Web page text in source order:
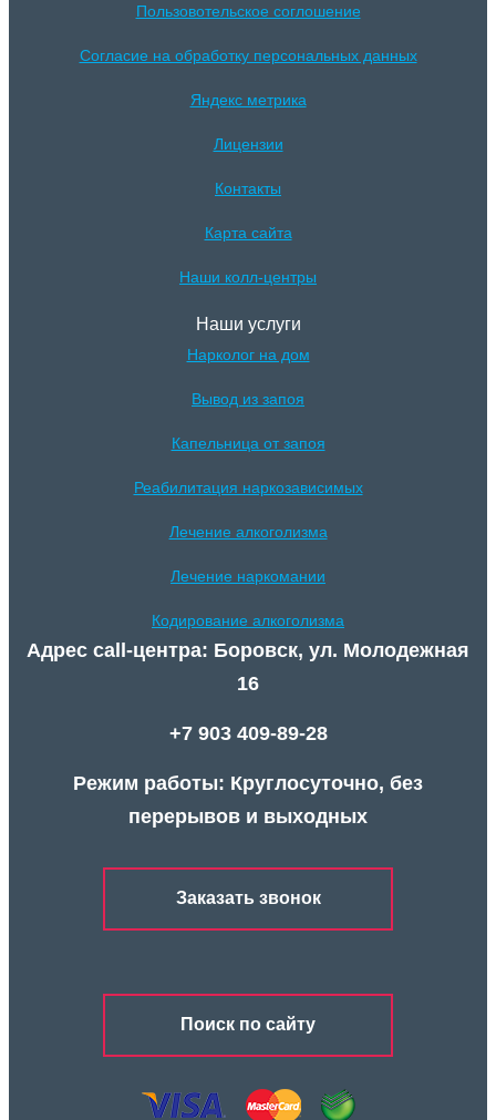
Пользовотельское соглошение
Согласие на обработку персональных данных
Яндекс метрика
Лицензии
Контакты
Карта сайта
Наши колл-центры
Наши услуги
Нарколог на дом
Вывод из запоя
Капельница от запоя
Реабилитация наркозависимых
Лечение алкоголизма
Лечение наркомании
Кодирование алкоголизма
Адрес call-центра: Боровск, ул. Молодежная
16
+7 903 409-89-28
Режим работы: Круглосуточно, без
перерывов и выходных
Заказать звонок
Поиск по сайту